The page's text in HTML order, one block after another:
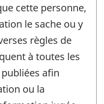
cette personne,
le sache ou y
règles de
à toutes les
afin
ou la